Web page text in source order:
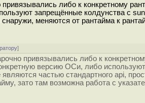
либо к конкретному
запрещённые колдунства с
меняются от рантайма к
]
привязывались либо к
версию ОСи, либо используют
частью стандартного api,
зато там возможна работа с